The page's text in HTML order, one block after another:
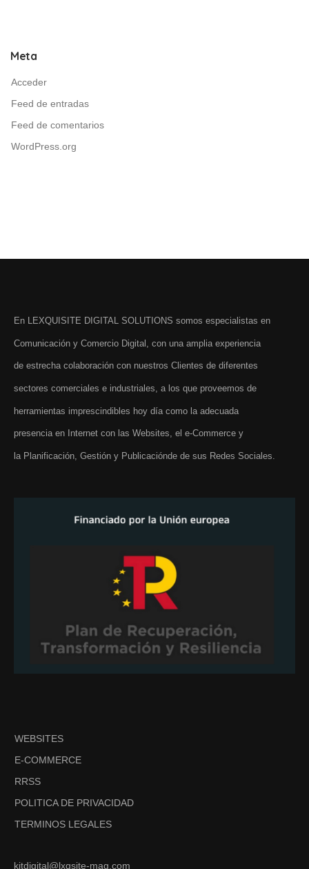
Meta
Acceder
Feed de entradas
Feed de comentarios
WordPress.org
En LEXQUISITE DIGITAL SOLUTIONS somos especialistas en
Comunicación y Comercio Digital, con una amplia experiencia
de estrecha colaboración con nuestros Clientes de diferentes
sectores comerciales e industriales, a los que proveemos de
herramientas imprescindibles hoy día como la adecuada
presencia en Internet con las Websites, el e-Commerce y
la Planificación, Gestión y Publicaciónde de sus Redes Sociales.
WEBSITES
E-COMMERCE
RRSS
POLITICA DE PRIVACIDAD
TERMINOS LEGALES
kitdigital@lxqsite-mag.com